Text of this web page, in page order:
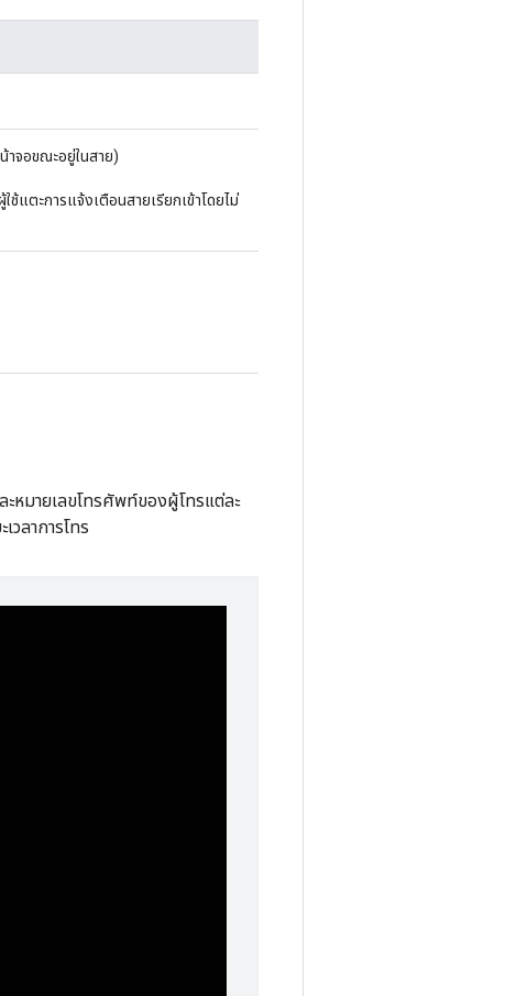
าจอขณะอยู่ในสาย)
ช้แตะการแจ้งเตือนสายเรียกเข้าโดยไม่
ะหมายเลขโทรศัพท์ของผู้โทรแต่ละ
วลาการโทร